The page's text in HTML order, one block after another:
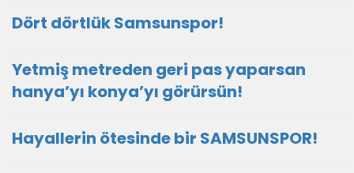
Dört dörtlük Samsunspor!
Yetmiş metreden geri pas yaparsan
hanya’yı konya’yı görürsün!
Hayallerin ötesinde bir SAMSUNSPOR!